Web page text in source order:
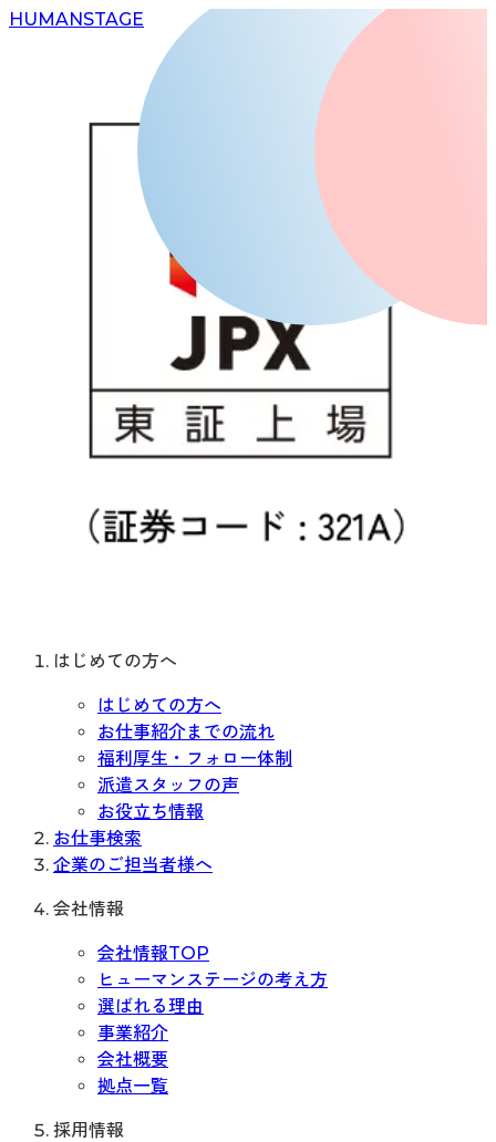
HUMANSTAGE
はじめての方へ
はじめての方へ
お仕事紹介までの流れ
福利厚生・フォロー体制
派遣スタッフの声
お役立ち情報
お仕事検索
企業のご担当者様へ
会社情報
会社情報TOP
ヒューマンステージの考え方
選ばれる理由
事業紹介
会社概要
拠点一覧
採用情報